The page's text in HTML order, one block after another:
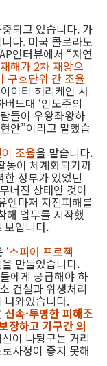
되고 있습니다. 가
다. 미국 콜로라도
인터뷰에서 “자연
재해가 2차 재앙으
구호단위 간 조율
이티 허리케인 사
드대 ‘인도주의
들이 우왕좌왕하
안”이라고 말했습
조율을 맡습니다.
동이 체계화되기까
정부가 있었던
너진 상태인 것이
엔마저 지진피해를
해 업무를 시작했
보입니다.
‘스피어 프로젝
만들었습니다.
에게 공급해야 하
건설과 위생처리
나와있습니다.
신속·투명한 피해조
장하고 기구간 의
이 나뒹구는 거리
사정이 좋지 못해